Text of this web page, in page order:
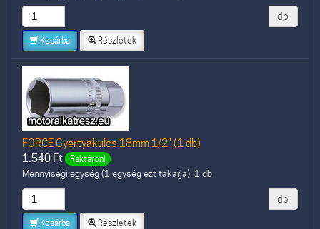
db
Kosárba Részletek
FORCE Gyertyakulcs 18mm 1/2" (1 db)
1.540 Ft Raktáron!
Mennyiségi egység (1 egység ezt takarja): 1 db
db
Kosárba Részletek